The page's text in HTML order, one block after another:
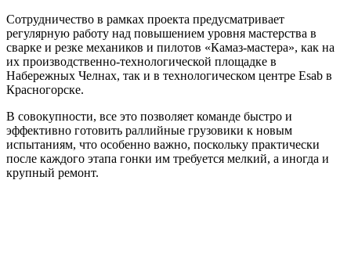
Сотрудничество в рамках проекта предусматривает
регулярную работу над повышением уровня мастерства в
сварке и резке механиков и пилотов «Камаз-мастера», как на
их производственно-технологической площадке в
Набережных Челнах, так и в технологическом центре Esab в
Красногорске.
В совокупности, все это позволяет команде быстро и
эффективно готовить раллийные грузовики к новым
испытаниям, что особенно важно, поскольку практически
после каждого этапа гонки им требуется мелкий, а иногда и
крупный ремонт.